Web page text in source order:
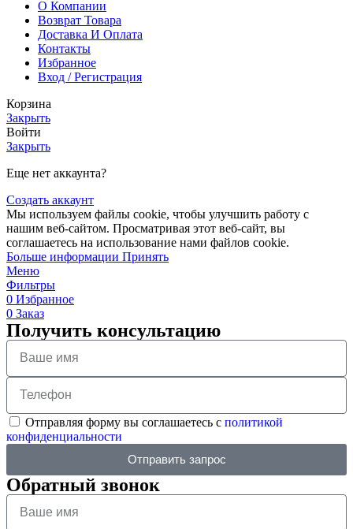
О Компании
Возврат Товара
Доставка И Оплата
Контакты
Избранное
Вход / Регистрация
Корзина
Закрыть
Войти
Закрыть
Еще нет аккаунта?
Создать аккаунт
Мы используем файлы cookie, чтобы улучшить работу с
нашим веб-сайтом. Просматривая этот веб-сайт, вы
соглашаетесь на использование нами файлов cookie.
Больше информации Принять
Меню
Фильтры
0 Избранное
0 Заказ
Получить консультацию
Отправляя форму вы соглашаетесь с политикой
конфиденциальности
Отправить запрос
Обратный звонок